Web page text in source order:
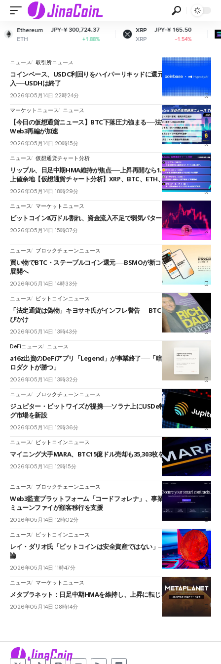
Ethereum
ETH
JPY-¥ 300,724.37
+1.88%
XRP
XRP
JPY-¥ 165.50
-1.54%
ニュース 取引所ニュース
コインベース、USDC利回りをハイパーリキッドに還元する新モデル導
入──USDHは終了
2026年05月14日 22時24分
マーケットニュース ニュース
【今日の仮想通貨ニュース】BTC下落圧力強まる──法定通貨不安と
Web3再編が加速
2026年05月14日 20時15分
ニュース 仮想通貨チャート分析
リップル、日足中期HMA維持が焦点──上昇再開なら1.51ドル付近まで
上値余地【仮想通貨チャート分析】XRP、BTC、ETH、Q
2026年05月14日 18時29分
ニュース マーケットニュース
ビットコイン8万ドル割れ、資金流入不足で弱気パターン完成目前
2026年05月14日 15時07分
ニュース ブロックチェーンニュース
買い物でBTC・ステーブルコイン還元──BSMOが新コマース基盤を今夏
展開へ
2026年05月14日 14時33分
ニュース ビットコインニュース
「法定通貨は偽物」キヨサキ氏がインフレ警告──BTCとETHの購入を呼
びかけ
2026年05月14日 13時43分
DeFiニュース ニュース
a16z出資のDeFiアプリ「Legend」が事業終了──「暗号資産を隠すプ
ロダクトが勝つ」
2026年05月14日 13時32分
ニュース ブロックチェーンニュース
ジュピター・ビットワイズが提携──ソラナ上にUSDe特化型レンディン
グ市場を新設
2026年05月14日 12時36分
ニュース ビットコインニュース
マイニング大手MARA、BTC15億ドル売却も35,303枚を保有
2026年05月14日 12時15分
ニュース ブロックチェーンニュース
Web3監査プラットフォーム「コードフォレナ」、事業終了を発表──イ
ミューンファイが顧客移行を支援
2026年05月14日 12時02分
ニュース ビットコインニュース
レイ・ダリオ氏「ビットコインは安全資産ではない」──セイラー氏が反
論
2026年05月14日 11時47分
ニュース マーケットニュース
メタプラネット：日足中期HMAを維持し、上昇に転じるかが直近の焦点
2026年05月14日 08時14分